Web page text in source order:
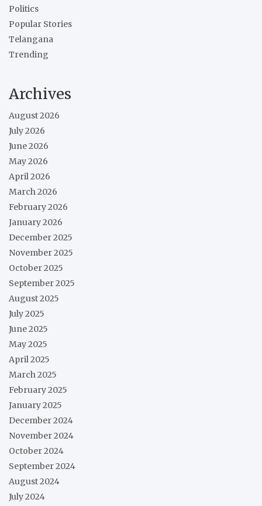
Politics
Popular Stories
Telangana
Trending
Archives
August 2026
July 2026
June 2026
May 2026
April 2026
March 2026
February 2026
January 2026
December 2025
November 2025
October 2025
September 2025
August 2025
July 2025
June 2025
May 2025
April 2025
March 2025
February 2025
January 2025
December 2024
November 2024
October 2024
September 2024
August 2024
July 2024